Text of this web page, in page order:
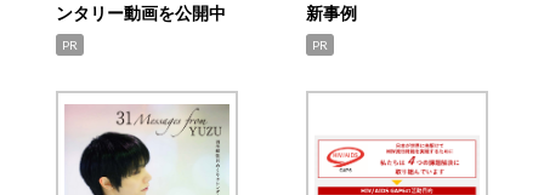
ンタリー動画を公開中
PR
新事例
PR